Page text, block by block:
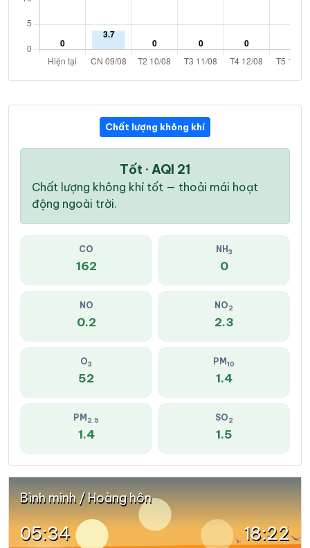
Chất lượng không khí
Tốt · AQI 21
Chất lượng không khí tốt — thoải mái hoạt
động ngoài trời.
CO
162
NH 3
0
NO
0.2
NO2
2.3
O3
52
PM 10
1.4
PM 2.5
1.4
SO2
1.5
Bình minh / Hoàng hôn
05:34 18:22